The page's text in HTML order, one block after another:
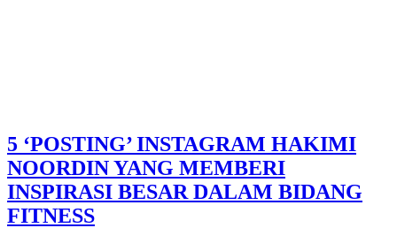
5 ‘POSTING’ INSTAGRAM HAKIMI
NOORDIN YANG MEMBERI
INSPIRASI BESAR DALAM BIDANG
FITNESS